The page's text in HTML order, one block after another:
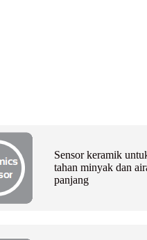
Sensor keramik
tahan minyak dan air
panjang